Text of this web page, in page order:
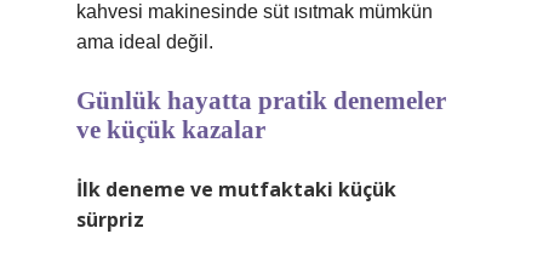
kahvesi makinesinde süt ısıtmak mümkün
ama ideal değil.
Günlük hayatta pratik denemeler
ve küçük kazalar
İlk deneme ve mutfaktaki küçük
sürpriz